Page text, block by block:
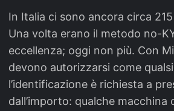
In Italia ci sono ancora circa
Una volta erano il metodo no-
eccellenza; oggi non più. Con
devono autorizzarsi come
l’identificazione è richiesta a
dall’importo: qualche macchina